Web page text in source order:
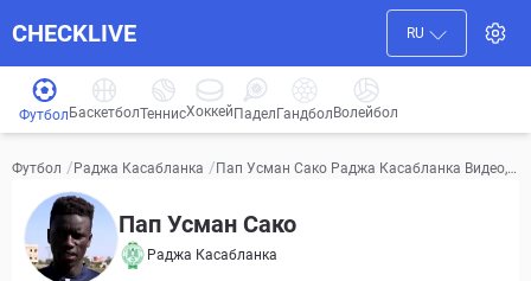
CHECKLIVE RU
Футбол БаскетболТеннисХоккей ПаделГандбол Волейбол
Футбол / Раджа Касабланка /Пап Усман Сако Раджа Касабланка Видео, т
Пап Усман Сако
Раджа Касабланка